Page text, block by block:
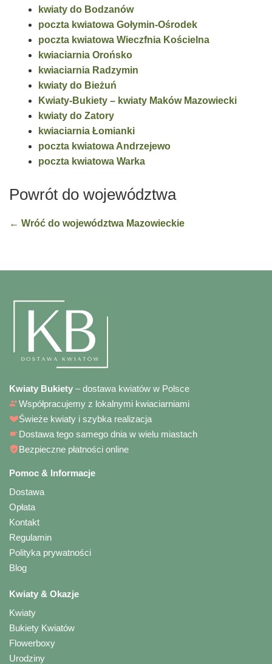
kwiaty do Bodzanów
poczta kwiatowa Gołymin-Ośrodek
poczta kwiatowa Wieczfnia Kościelna
kwiaciarnia Orońsko
kwiaciarnia Radzymin
kwiaty do Bieżuń
Kwiaty-Bukiety – kwiaty Maków Mazowiecki
kwiaty do Zatory
kwiaciarnia Łomianki
poczta kwiatowa Andrzejewo
poczta kwiatowa Warka
Powrót do województwa
← Wróć do województwa Mazowieckie
Kwiaty Bukiety – dostawa kwiatów w Polsce
Współpracujemy z lokalnymi kwiaciarniami
Świeże kwiaty i szybka realizacja
Dostawa tego samego dnia w wielu miastach
Bezpieczne płatności online
Pomoc & Informacje
Dostawa
Opłata
Kontakt
Regulamin
Polityka prywatności
Blog
Kwiaty & Okazje
Kwiaty
Bukiety Kwiatów
Flowerboxy
Urodziny